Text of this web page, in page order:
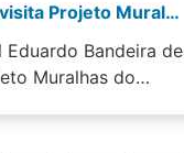
Bandeira de Mello visita Projeto Muralhas do Futuro e reforça apoio ao esporte como ferramenta…
Bandeira de
Muralhas do…